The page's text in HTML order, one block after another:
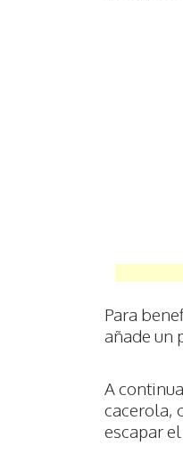
Para
añade un
A
cacerola,
escapar